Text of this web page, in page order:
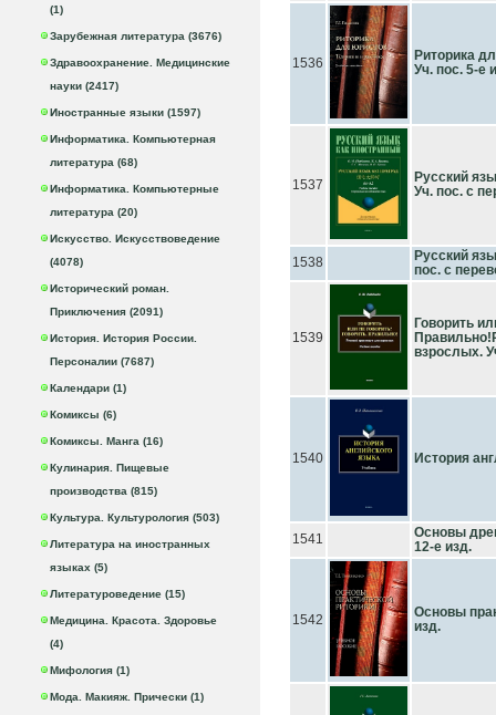
(1)
Зарубежная литература (3676)
Здравоохранение. Медицинские
науки (2417)
Иностранные языки (1597)
Информатика. Компьютерная
литература (68)
Информатика. Компьютерные
литература (20)
Искусство. Искусствоведение
(4078)
Исторический роман.
Приключения (2091)
История. История России.
Персоналии (7687)
Календари (1)
Комиксы (6)
Комиксы. Манга (16)
Кулинария. Пищевые
производства (815)
Культура. Культурология (503)
Литература на иностранных
языках (5)
Литературоведение (15)
Медицина. Красота. Здоровье
(4)
Мифология (1)
Мода. Макияж. Прически (1)
1536
Риторика
Уч. пос. 5-е
1537
Русский
Уч. пос. с
1538
Русский
пос. с
1539
Говорить
взрослых.
1540 История
1541
Основы
12-е изд.
1542
Основы
изд.